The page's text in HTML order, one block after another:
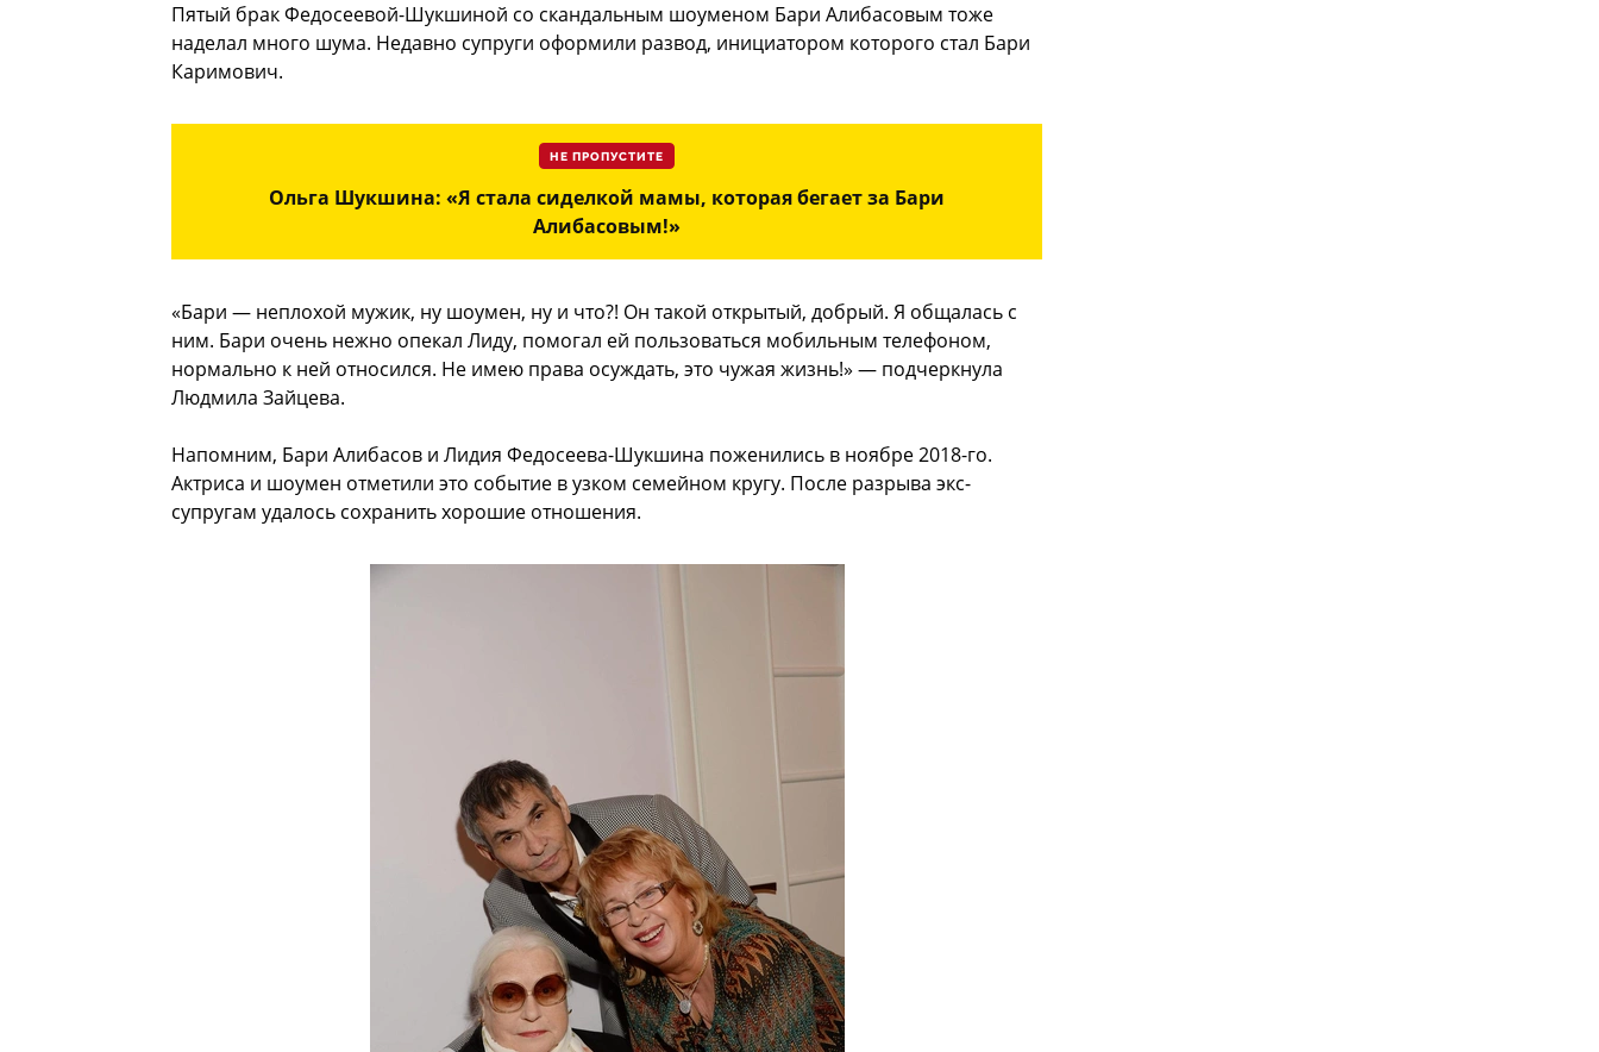
Пятый брак Федосеевой-Шукшиной со скандальным шоуменом Бари Алибасовым тоже
наделал много шума. Недавно супруги оформили развод, инициатором которого стал Бари
Каримович.
НЕ ПРОПУСТИТЕ
Ольга Шукшина: «Я стала сиделкой мамы, которая бегает за Бари
Алибасовым!»
«Бари — неплохой мужик, ну шоумен, ну и что?! Он такой открытый, добрый. Я общалась с
ним. Бари очень нежно опекал Лиду, помогал ей пользоваться мобильным телефоном,
нормально к ней относился. Не имею права осуждать, это чужая жизнь!» — подчеркнула
Людмила Зайцева.
Напомним, Бари Алибасов и Лидия Федосеева-Шукшина поженились в ноябре 2018-го.
Актриса и шоумен отметили это событие в узком семейном кругу. После разрыва экс-
супругам удалось сохранить хорошие отношения.